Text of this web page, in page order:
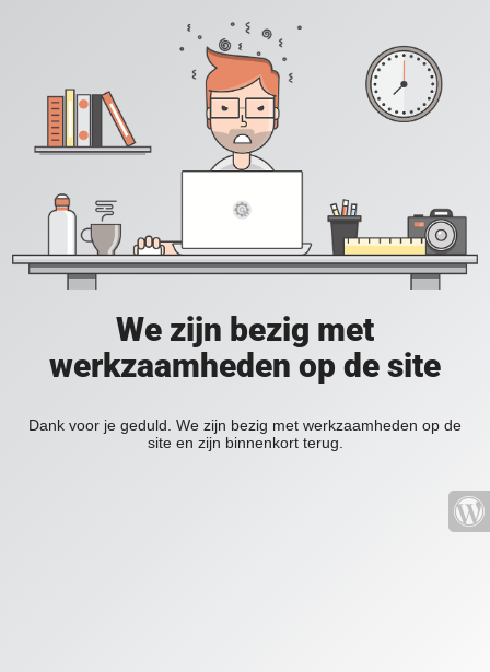
We zijn bezig met
werkzaamheden op de site
Dank voor je geduld. We zijn bezig met werkzaamheden op de
site en zijn binnenkort terug.